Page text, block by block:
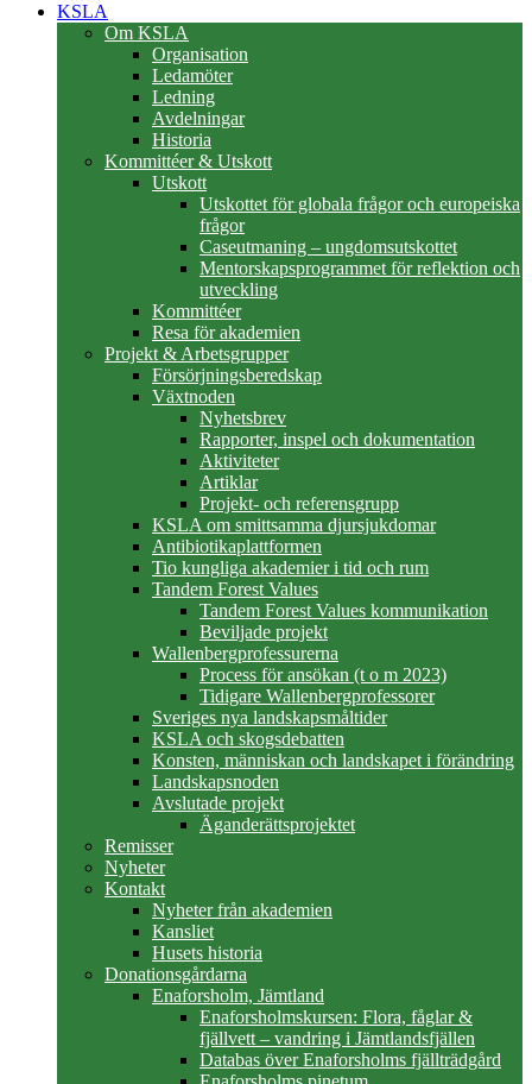
KSLA
Om KSLA
Organisation
Ledamöter
Ledning
Avdelningar
Historia
Kommittéer & Utskott
Utskott
Utskottet för globala frågor och europeiska
frågor
Caseutmaning – ungdomsutskottet
Mentorskapsprogrammet för reflektion och
utveckling
Kommittéer
Resa för akademien
Projekt & Arbetsgrupper
Försörjningsberedskap
Växtnoden
Nyhetsbrev
Rapporter, inspel och dokumentation
Aktiviteter
Artiklar
Projekt- och referensgrupp
KSLA om smittsamma djursjukdomar
Antibiotikaplattformen
Tio kungliga akademier i tid och rum
Tandem Forest Values
Tandem Forest Values kommunikation
Beviljade projekt
Wallenbergprofessurerna
Process för ansökan (t o m 2023)
Tidigare Wallenbergprofessorer
Sveriges nya landskapsmåltider
KSLA och skogsdebatten
Konsten, människan och landskapet i förändring
Landskapsnoden
Avslutade projekt
Äganderättsprojektet
Remisser
Nyheter
Kontakt
Nyheter från akademien
Kansliet
Husets historia
Donationsgårdarna
Enaforsholm, Jämtland
Enaforsholmskursen: Flora, fåglar &
fjällvett – vandring i Jämtlandsfjällen
Databas över Enaforsholms fjällträdgård